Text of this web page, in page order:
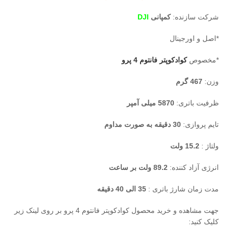
شرکت سازنده:کمپانی
*اصل و اورجینال
*مخصوصکوادکوپتر فانتوم 4 پرو
وزن:467 گرم
ظرفیت باتری:5870 میلی آمپر
تایم پروازی:30 دقیقه به صورت مداوم
ولتاژ : 15.2 ولت
انرژی آزاد کننده: 89.2 ولت بر ساعت
مدت زمان شارژ باتری :35 الی 40 دقیقه
جهت مشاهده و خرید محصول کوادکوپتر فانتوم 4 پرو بر روی لینک زیر
کلیک کنید: